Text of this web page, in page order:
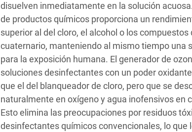
disuelven inmediatamente en la solución
de productos químicos proporciona un
superior al del cloro, el alcohol o los compuestos
cuaternario, manteniendo al mismo tiempo una
para la exposición humana. El generador de
soluciones desinfectantes con un poder
que el del blanqueador de cloro, pero que se
naturalmente en oxígeno y agua inofensivos en
Esto elimina las preocupaciones por residuos
desinfectantes químicos convencionales, lo que